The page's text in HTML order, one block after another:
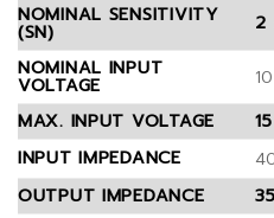
NOMINAL SENSITIVITY
(SN) 2
NOMINAL INPUT
VOLTAGE 10
MAX. INPUT VOLTAGE
15
INPUT IMPEDANCE
OUTPUT IMPEDANCE